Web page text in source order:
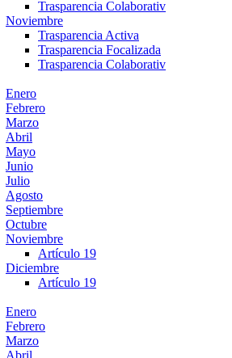
Trasparencia Colaborativ
Noviembre
Trasparencia Activa
Trasparencia Focalizada
Trasparencia Colaborativ
Enero
Febrero
Marzo
Abril
Mayo
Junio
Julio
Agosto
Septiembre
Octubre
Noviembre
Artículo 19
Diciembre
Artículo 19
Enero
Febrero
Marzo
Abril